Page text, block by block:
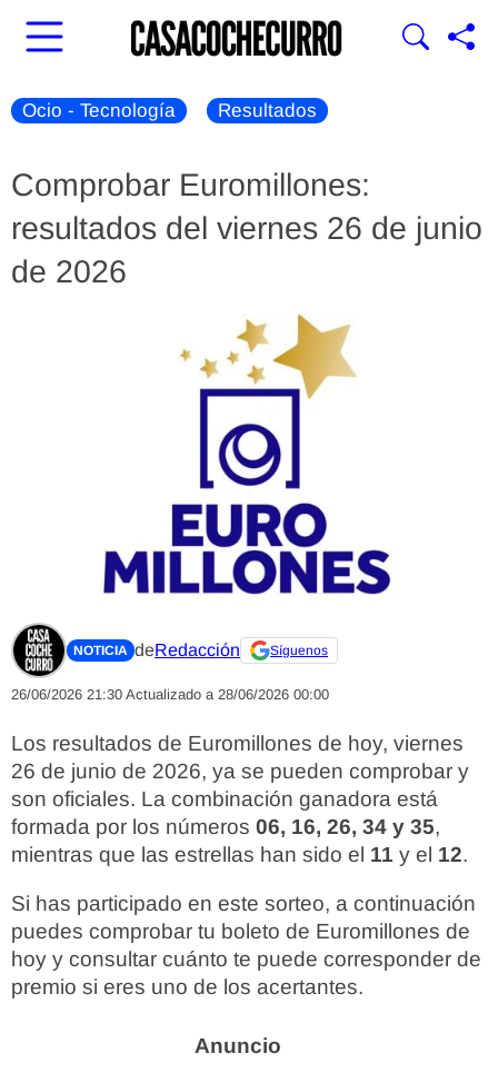
Ocio - Tecnología Resultados
Comprobar Euromillones:
resultados del viernes 26 de junio
de 2026
NOTICIA deRedacción Síguenos
26/06/2026 21:30 Actualizado a 28/06/2026 00:00
Los resultados de Euromillones de hoy, viernes
26 de junio de 2026, ya se pueden comprobar y
son oficiales. La combinación ganadora está
formada por los números 06, 16, 26, 34 y 35,
mientras que las estrellas han sido el 11 y el 12.
Si has participado en este sorteo, a continuación
puedes comprobar tu boleto de Euromillones de
hoy y consultar cuánto te puede corresponder de
premio si eres uno de los acertantes.